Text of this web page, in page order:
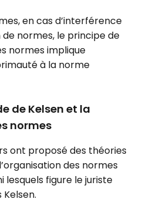
en cas d’interférence
de normes, le principe de
normes implique
à la norme
de Kelsen et la
normes
ont proposé des théories
des normes
lesquels figure le juriste